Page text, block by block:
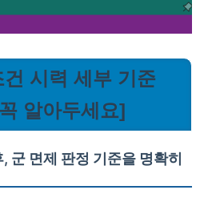
시력 세부 기준
알아두세요]
군 면제 판정 기준을 명확히